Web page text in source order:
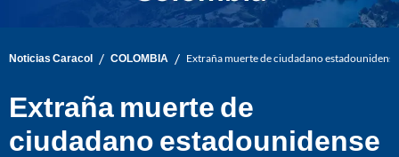
Noticias Caracol / COLOMBIA / Extraña muerte de ciudadano
Extraña muerte de
ciudadano estadounidense